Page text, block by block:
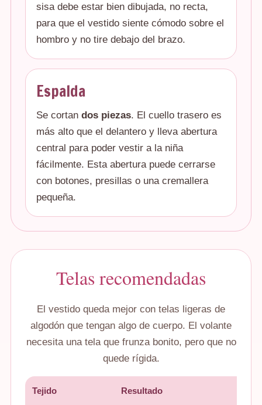
sisa debe estar bien dibujada, no recta,
para que el vestido siente cómodo sobre el
hombro y no tire debajo del brazo.
Espalda
Se cortan dos piezas. El cuello trasero es
más alto que el delantero y lleva abertura
central para poder vestir a la niña
fácilmente. Esta abertura puede cerrarse
con botones, presillas o una cremallera
pequeña.
Telas recomendadas
El vestido queda mejor con telas ligeras de
algodón que tengan algo de cuerpo. El volante
necesita una tela que frunza bonito, pero que no
quede rígida.
Tejido Resultado